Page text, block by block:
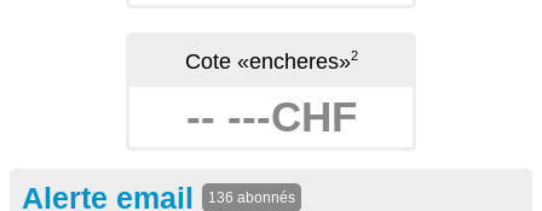
Cote «encheres»2
-- ---CHF
Alerte email 136 abonnés